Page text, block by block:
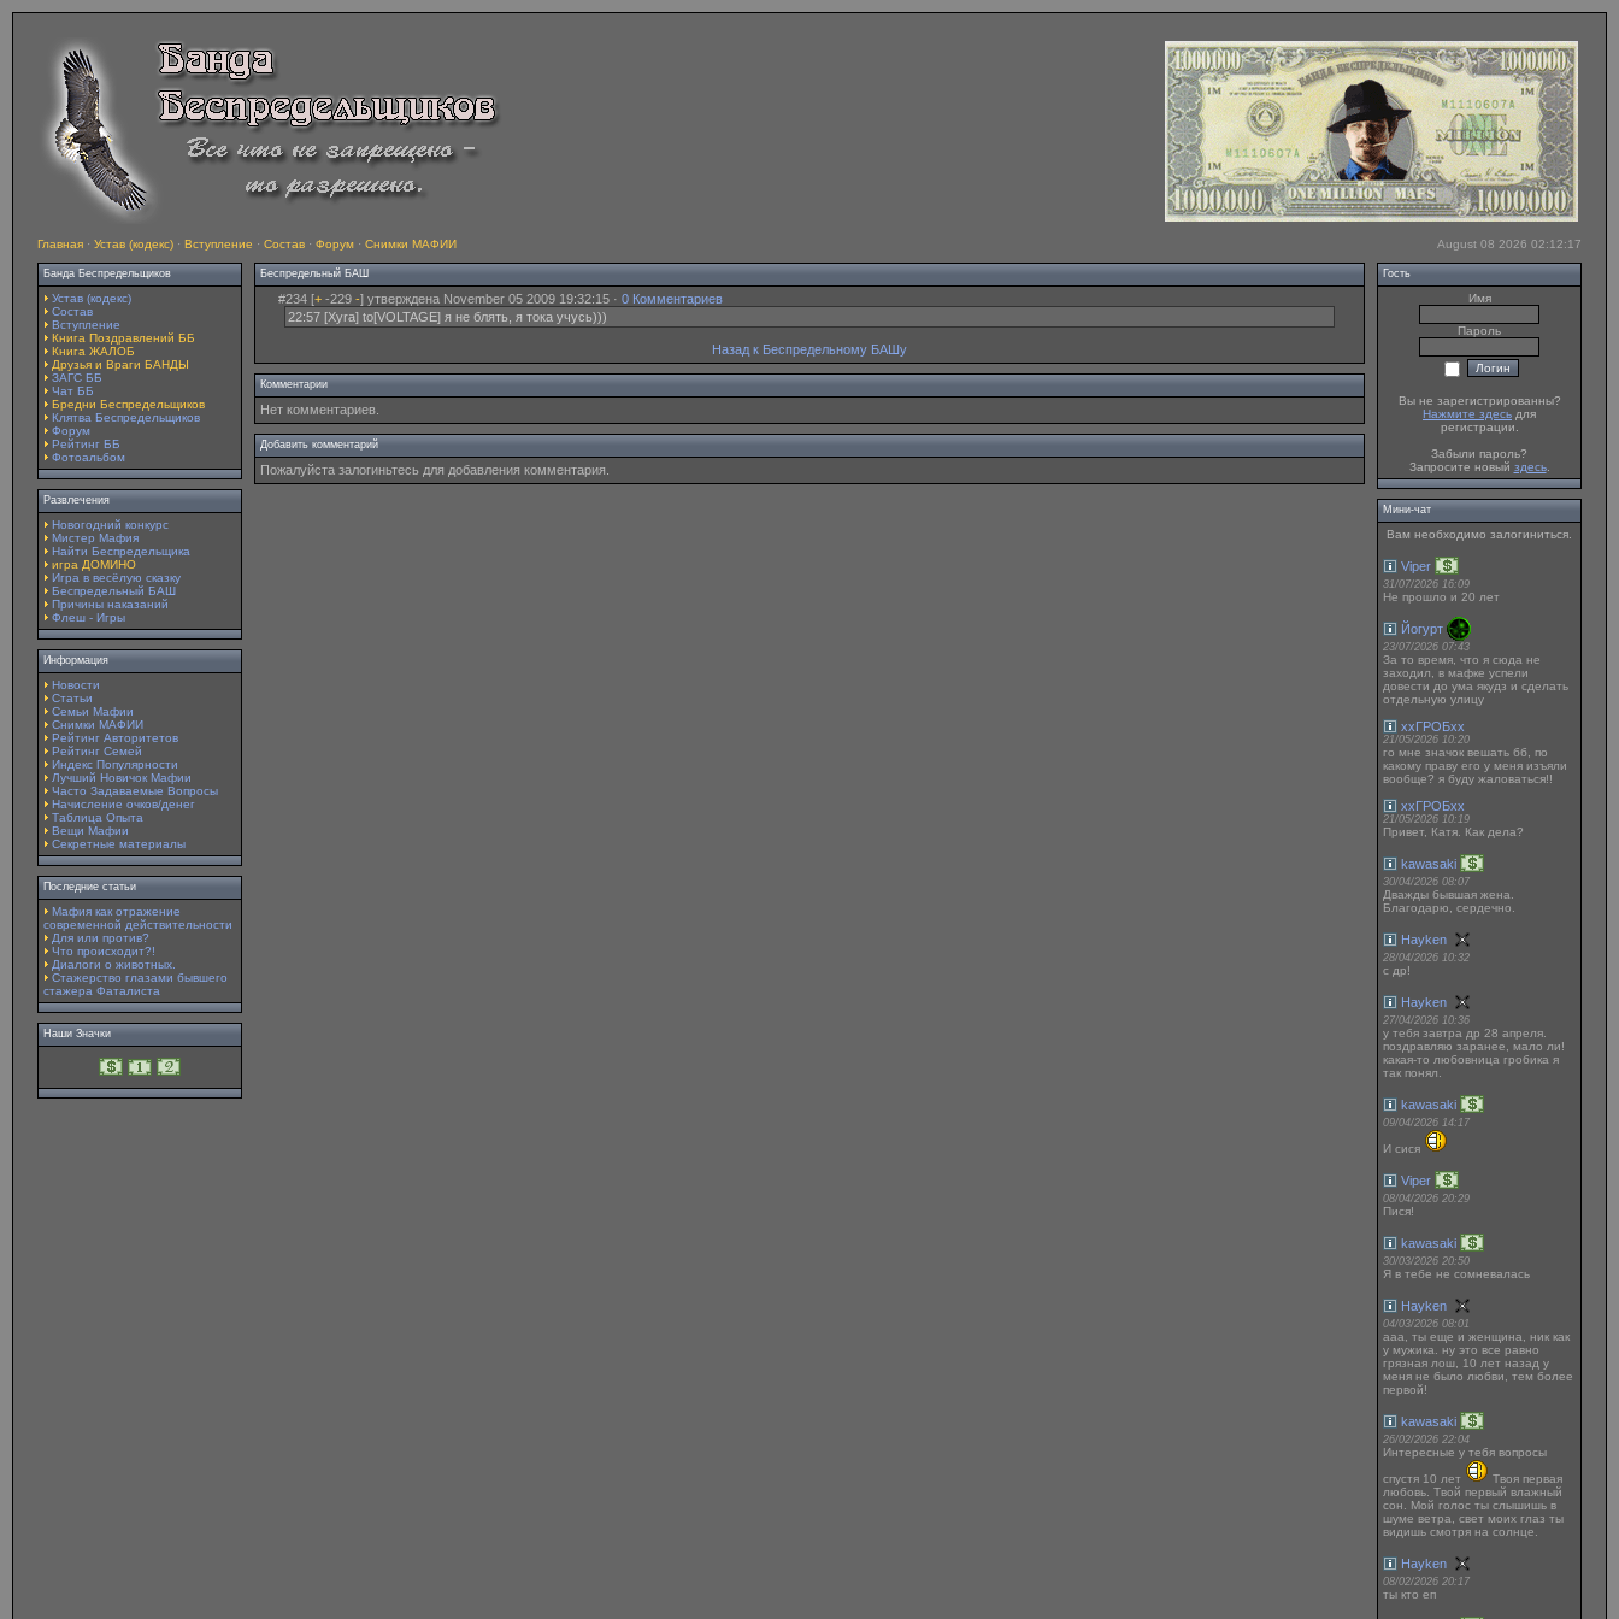
Главная · Устав (кодекс) · Вступление · Состав · Форум · Снимки МАФИИ August 08 2026 02:12:17
Банда Беспредельщиков
Устав (кодекс)
Состав
Вступление
Книга Поздравлений ББ
Книга ЖАЛОБ
Друзья и Враги БАНДЫ
ЗАГС ББ
Чат ББ
Бредни Беспредельщиков
Клятва Беспредельщиков
Форум
Рейтинг ББ
Фотоальбом
Развлечения
Новогодний конкурс
Мистер Мафия
Найти Беспредельщика
игра ДОМИНО
Игра в весёлую сказку
Беспредельный БАШ
Причины наказаний
Флеш - Игры
Информация
Новости
Статьи
Семьи Мафии
Снимки МАФИИ
Рейтинг Авторитетов
Рейтинг Семей
Индекс Популярности
Лучший Новичок Мафии
Часто Задаваемые Вопросы
Начисление очков/денег
Таблица Опыта
Вещи Мафии
Секретные материалы
Последние статьи
Мафия как отражение
современной действительности
Для или против?
Что происходит?!
Диалоги о животных.
Стажерство глазами бывшего
стажера Фаталиста
Наши Значки
Беспредельный БАШ
#234 [+ -229 -] утверждена November 05 2009 19:32:15 · 0 Комментариев
22:57 [Xyra] to[VOLTAGE] я не блять, я тока учусь)))
Назад к Беспредельному БАШу
Комментарии
Нет комментариев.
Добавить комментарий
Пожалуйста залогиньтесь для добавления комментария.
Гость
Имя
Пароль
Вы не зарегистрированны?
Нажмите здесь для
регистрации.
Забыли пароль?
Запросите новый здесь.
Мини-чат
Вам необходимо залогиниться.
Viper
31/07/2026 16:09
Не прошло и 20 лет
Йогурт
23/07/2026 07:43
За то время, что я сюда не
заходил, в мафке успели
довести до ума якудз и сделать
отдельную улицу
ххГРОБхх
21/05/2026 10:20
го мне значок вешать бб, по
какому праву его у меня изъяли
вообще? я буду жаловаться!!
ххГРОБхх
21/05/2026 10:19
Привет, Катя. Как дела?
kawasaki
30/04/2026 08:07
Дважды бывшая жена.
Благодарю, сердечно.
Hayken
28/04/2026 10:32
с др!
Hayken
27/04/2026 10:36
у тебя завтра др 28 апреля.
поздравляю заранее, мало ли!
какая-то любовница гробика я
так понял.
kawasaki
09/04/2026 14:17
И сися
Viper
08/04/2026 20:29
Пися!
kawasaki
30/03/2026 20:50
Я в тебе не сомневалась
Hayken
04/03/2026 08:01
ааа, ты еще и женщина, ник как
у мужика. ну это все равно
грязная лош, 10 лет назад у
меня не было любви, тем более
первой!
kawasaki
26/02/2026 22:04
Интересные у тебя вопросы
спустя 10 лет
Твоя первая
любовь. Твой первый влажный
сон. Мой голос ты слышишь в
шуме ветра, свет моих глаз ты
видишь смотря на солнце.
Hayken
08/02/2026 20:17
ты кто еп